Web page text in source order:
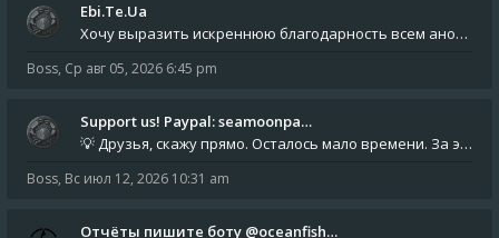
Ebi.Te.Ua
Хочу выразить искреннюю благодарность всем анонимным пользователям, которые поддержали наше сообщество финансово. Благод
Boss, Ср авг 05, 2026 6:45 pm
Support us! Paypal: seamoonpa…
💡 Друзья, скажу прямо. Осталось мало времени. За это время нам нужно закрыть последние обязательные расходы: около 500
Boss, Вс июл 12, 2026 10:31 am
Отчёты пишите боту @oceanfish…